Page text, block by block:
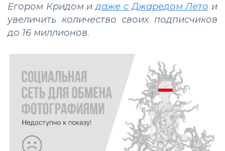
Егором Кридом идаже с Джаредом Лето и
увеличить количество своих подписчиков
до 16 миллионов.